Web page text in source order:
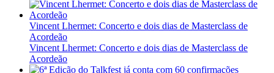
Vincent Lhermet: Concerto e dois dias de Masterclass de
Acordeão
Vincent Lhermet: Concerto e dois dias de Masterclass de
Acordeão